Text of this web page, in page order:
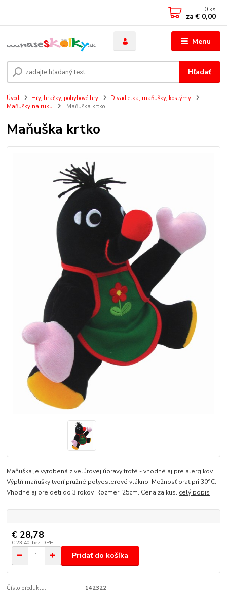
Menu
Hľadať
0 ks
za € 0,00
Úvod Hry, hračky, pohybové hry
Divadielka, maňušky, kostýmy
Maňušky na ruku
Maňuška krtko
Maňuška krtko
Maňuška je vyrobená z velúrovej úpravy froté - vhodné aj pre alergikov.
Výplň maňušky tvorí pružné polyesterové vlákno. Možnosť prať pri 30°C.
Vhodné aj pre deti do 3 rokov. Rozmer: 25cm. Cena za kus. celý popis
€ 28,78
€ 23,40 bez DPH
Pridať do košíka
Číslo produktu: 142322